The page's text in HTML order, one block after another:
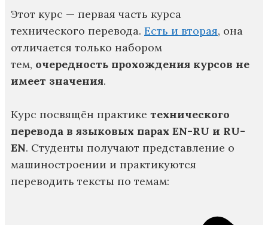
Этот курс — первая часть курса
технического перевода. Есть и вторая, она
отличается только набором
тем, очередность прохождения курсов не
имеет значения.
Курс посвящён практике технического
перевода в языковых парах EN-RU и RU-
EN. Студенты получают представление о
машиностроении и практикуются
переводить тексты по темам: